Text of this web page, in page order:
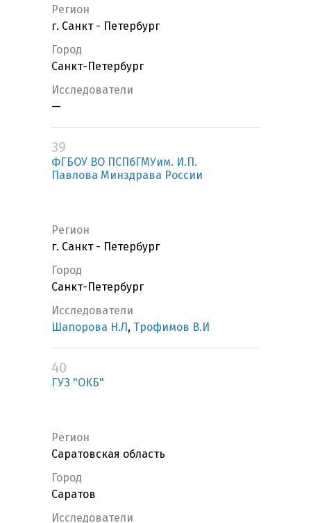
Регион
г. Санкт - Петербург
Город
Санкт-Петербург
Исследователи
—
39
ФГБОУ ВО ПСПбГМУим. И.П.
Павлова Минздрава России
Регион
г. Санкт - Петербург
Город
Санкт-Петербург
Исследователи
Шапорова Н.Л , Трофимов В.И
40
ГУЗ "ОКБ"
Регион
Саратовская область
Город
Саратов
Исследователи